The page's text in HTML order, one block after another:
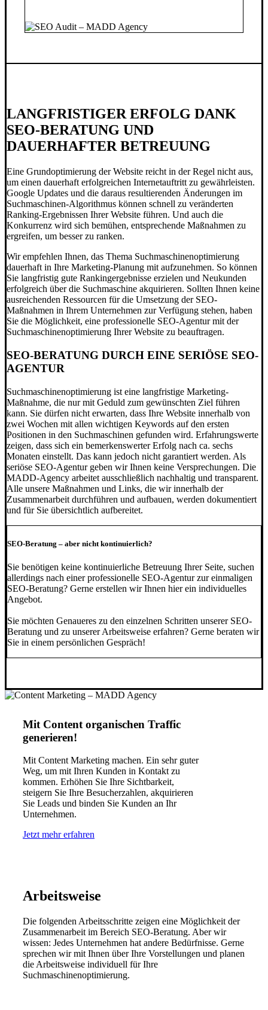
LANGFRISTIGER ERFOLG DANK
SEO-BERATUNG UND
DAUERHAFTER BETREUUNG
Eine Grundoptimierung der Website reicht in der Regel nicht aus,
um einen dauerhaft erfolgreichen Internetauftritt zu gewährleisten.
Google Updates und die daraus resultierenden Änderungen im
Suchmaschinen-Algorithmus können schnell zu veränderten
Ranking-Ergebnissen Ihrer Website führen. Und auch die
Konkurrenz wird sich bemühen, entsprechende Maßnahmen zu
ergreifen, um besser zu ranken.
Wir empfehlen Ihnen, das Thema Suchmaschinenoptimierung
dauerhaft in Ihre Marketing-Planung mit aufzunehmen. So können
Sie langfristig gute Rankingergebnisse erzielen und Neukunden
erfolgreich über die Suchmaschine akquirieren. Sollten Ihnen keine
ausreichenden Ressourcen für die Umsetzung der SEO-
Maßnahmen in Ihrem Unternehmen zur Verfügung stehen, haben
Sie die Möglichkeit, eine professionelle SEO-Agentur mit der
Suchmaschinenoptimierung Ihrer Website zu beauftragen.
SEO-BERATUNG DURCH EINE SERIÖSE SEO-
AGENTUR
Suchmaschinenoptimierung ist eine langfristige Marketing-
Maßnahme, die nur mit Geduld zum gewünschten Ziel führen
kann. Sie dürfen nicht erwarten, dass Ihre Website innerhalb von
zwei Wochen mit allen wichtigen Keywords auf den ersten
Positionen in den Suchmaschinen gefunden wird. Erfahrungswerte
zeigen, dass sich ein bemerkenswerter Erfolg nach ca. sechs
Monaten einstellt. Das kann jedoch nicht garantiert werden. Als
seriöse SEO-Agentur geben wir Ihnen keine Versprechungen. Die
MADD-Agency arbeitet ausschließlich nachhaltig und transparent.
Alle unsere Maßnahmen und Links, die wir innerhalb der
Zusammenarbeit durchführen und aufbauen, werden dokumentiert
und für Sie übersichtlich aufbereitet.
SEO-Beratung – aber nicht kontinuierlich?
Sie benötigen keine kontinuierliche Betreuung Ihrer Seite, suchen
allerdings nach einer professionelle SEO-Agentur zur einmaligen
SEO-Beratung? Gerne erstellen wir Ihnen hier ein individuelles
Angebot.
Sie möchten Genaueres zu den einzelnen Schritten unserer SEO-
Beratung und zu unserer Arbeitsweise erfahren? Gerne beraten wir
Sie in einem persönlichen Gespräch!
Mit Content organischen Traffic
generieren!
Mit Content Marketing machen. Ein sehr guter
Weg, um mit Ihren Kunden in Kontakt zu
kommen. Erhöhen Sie Ihre Sichtbarkeit,
steigern Sie Ihre Besucherzahlen, akquirieren
Sie Leads und binden Sie Kunden an Ihr
Unternehmen.
Jetzt mehr erfahren
Arbeitsweise
Die folgenden Arbeitsschritte zeigen eine Möglichkeit der
Zusammenarbeit im Bereich SEO-Beratung. Aber wir
wissen: Jedes Unternehmen hat andere Bedürfnisse. Gerne
sprechen wir mit Ihnen über Ihre Vorstellungen und planen
die Arbeitsweise individuell für Ihre
Suchmaschinenoptimierung.